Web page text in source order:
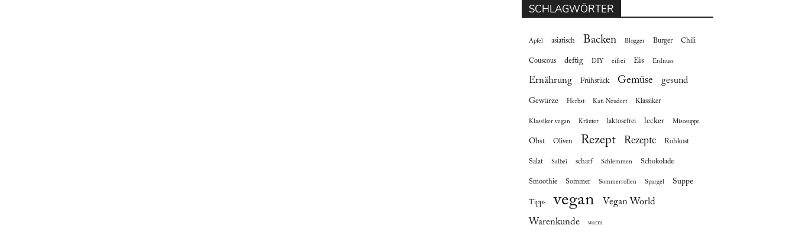
SCHLAGWÖRTER
Apfel asiatisch Backen Blogger Burger Chili
Couscous deftig DIY eifrei Eis Erdnuss
Ernährung Frühstück Gemüse gesund
Gewürze Herbst Kati Neudert Klassiker
Klassiker vegan Kräuter laktosefrei lecker Misosuppe
Obst Oliven Rezept Rezepte Rohkost
Salat Salbei scharf Schlemmen Schokolade
Smoothie Sommer Sommerrollen Spargel Suppe
Tipps vegan Vegan World
Warenkunde warm